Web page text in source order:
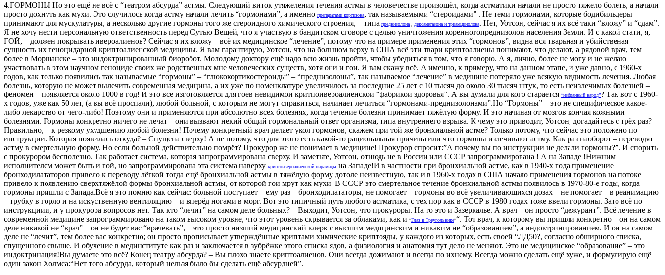
4.ГОРМОНЫ Но это ещё не всё с “театром абсурда” астмы. Следующий виток утяжеления течения астмы в человечестве произошёл, когда астматики начали не просто тяжело болеть, а начали
просто дохнуть как мухи. Это случилось когда астму начали лечить “гормонами”, а именно препаратами кортизона, так называемыми “стероидами” . Не теми гормонами, которые бодибильдеры
принимают для мускулатуры, а несколько другие гормоны того же стероидного химического строения, – типа преднизолона дексаметазона и триамцинолона. Нет, Уотсон, сейчас я их всё таки “вложу” и “сдам”.
Я не хочу нести персональную ответственность перед Сутью Вещей, что я участвую в бандитском сговоре с целью уничтожения коренногопреднизолон населения Земли. И с какой стати, я, –
ГОЙ, – должен покрывать ивероалиенов? Сейчас я их вложу – всё их медицинское “лечение”, потому что на примере применения этих “гормонов”, видна вся тварьная и убийственая
сущность их геноцидарной криптоалиенской медицины. Я вам гарантирую, Уотсон, что на большом верху в США всё эти твари криптоалиены понимают, что делают, а рядовой врач, тем
более в Моршанске – это индоктринированный биоробот. Молодому доктору ещё надо всю жизнь пройти, чтобы убедиться в том, что я говорю. А я, лично, более не могу и не желаю
участвовать в этом научном геноциде своих же родственных мне человеческих существ, хотя они и гои. Я вам скажу всё. А именно, к примеру, что на данном этапе, и уже давно, с 1960-х
годов, как только появились так называемые “гормоны” – “глюкокортикостероиды” – “преднизолоны”, так называемое “лечение” в медицине потеряло уже всякую видимость лечения. Любая
болезнь, которую не может вылечить современная медицина, а их уже по номенклатуре увеличилось за последние 25 лет с 10 тысяч до около 30 тысяч штук, то есть неизлечимых болезней –
феномен – появляется около 1000 в год! И это всё изготовляется для гоев невидимой критпоивероалиенской “фабрикой здоровья”. А вы думали для кого старается “избранный народ”? Так вот с 1960-
х годов, уже как 50 лет, (а вы всё проспали), любой больной, с которым не могут справиться, начинает лечиться “гормонами-преднизолонами”.Но “Гормоны” – это не специфическое какое-
либо лекарство от чего-либо! Поэтому они и применяются при абсолютно всех болезнях, когда течение болезни принимает тяжёлую форму. И это начиная от мозгов кончая кожными
болезнями. Гормоны конкретно ничего не лечат – они вызвают некий общий гормональный ответ организма, типа внутреннего взрыва. К чему это приводит, Уотсон, догадайтесь с трёх раз? –
Правильно, – к резкому ухудшению любой болезни! Почему конкретный врач делает укол гормонов, скажем при той же бронхиальной астме? Только потому, что сейчас это положено по
инструкции. Которая появилась откуда? – Спущена сверху! А не потому, что для этого есть какой-то рациональная причина или что гормоны излечивают астму. Как раз наоборот – переводят
астму в смертельную форму. Но если больной действительно помрёт? Прокурор же не понимает в медицине! Прокурор спросит:”А почему вы по инструкции не делали гормоны?”. И спорить
с прокурором бесполезно. Так работает система, которая запрограммирована сверху. И заметьте, Уотсон, отнюдь не в России или СССР запрограммирована ! А на Западе !Нижним
исполнителем может быть и гой, но запрограммирована эта система наверху криптоивероалиенской пирамиды на Западе!И в частности при бронхиальной астме, как в 1940-х года применение
бронходилататоров привело к переводу лёгкой тогда ещё бронхиальной астмы в тяжёлую форму дотоле неизвестную, так и в 1960-х годах в США начало применения гормонов на потоке
привело к появлению сверхтяжёлой формы бронхиальной астмы, от которой гои мрут как мухи. В СССР это смертельное течение бронхиальной астмы появилось в 1970-80-е годы, когда
гормоны пришли с Запада.Всё я это помню как сейчас: больной поступает – ему раз – бронходилататоры, не помогает – гормоны во всё увеличивающихся дозах – не помогает – в реанимацию
– трубку в горло и на искуственную вентиляцию – и вперёд ногами в морг. Вот это типичный путь любого астматика, с тех пор как в СССР в 1980 годах тоже ввели гормоны. Зато всё по
инструкциии, и у прокурора вопросов нет. Так кто “лечит” на самом деле больных? – Выходит, Уотсон, что прокуроры. На то это и Зазеркалье. А врач – он просто “дежурант”. Всё лечение в
современной медицине запрограммировано на таком высоком уровне, что этот уровень скрывается за облаками, как и “Глаз в Треугольнике““. Тот врач, к которому вы пришли конкретно – он на самом
деле никакой не “врач” – он не будет вас “врачевать”, – это просто низший медицинский клерк с высшим медицинским и никаким не “образованием”, а индоктринированием. И он на самом
деле не “лечит”, тем более вас конкретно; он просто прописывает утверждённые криптами химические криптояды, у каждого из которых, есть своей “ЛД50?, согласно обширного списка,
спущенного свыше. И обучение в мединституте как раз и заключается в зубрёжке этого списка ядов, а физиология и анатомия тут дело не меняют. Это не медицинское “образование” – это
индоктринация!Вы думаете это всё? Конец театру абсурда? – Вы плохо знаете криптоалиенов. Они всегда дожимают и всегда по ихнему. Всегда можно сделать ещё хуже, и формулирую ещё
один закон Холмса:“Нет того абсурда, который нельзя было бы сделать ещё абсурдней”.